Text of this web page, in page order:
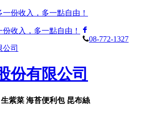
份收入，多一點自由！
收入，多一點自由！
08-772-1327
份有限公司
紫菜 海苔便利包 昆布絲